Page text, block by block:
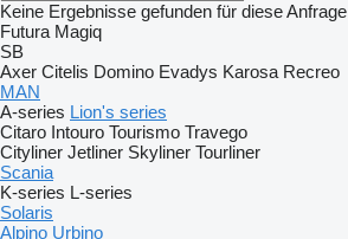
Keine Ergebnisse gefunden für diese Anfrage
Futura Magiq
SB
Axer Citelis Domino Evadys Karosa Recreo
MAN
A-series Lion's series
Citaro Intouro Tourismo Travego
Cityliner Jetliner Skyliner Tourliner
Scania
K-series L-series
Solaris
Alpino Urbino